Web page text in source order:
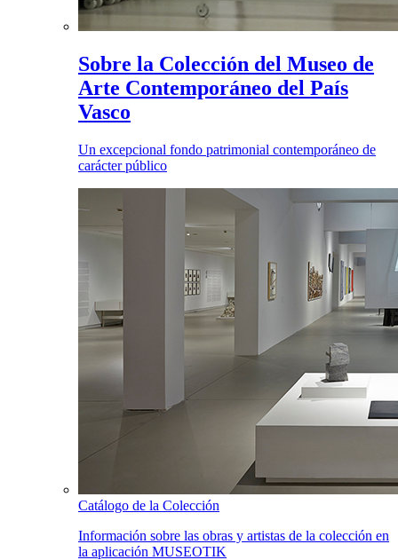
Sobre la Colección del Museo de
Arte Contemporáneo del País
Vasco
Un excepcional fondo patrimonial contemporáneo de
carácter público
Catálogo de la Colección
Información sobre las obras y artistas de la colección en
la aplicación MUSEOTIK